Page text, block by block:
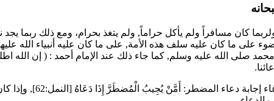
كان مسافراً ولم يأكل حراماً, ولم يتغذ بحرام، ومع ذلك ربما يجد
على ما كان عليه سلف هذه الأمة, على ما كان عليه أنبياء الله
صلى الله عليه وسلم, كما جاء ذلك عند الإمام أحمد : ( إن الله
إجابة دعاء المضطر: أَمَّنْ يُجِيبُ الْمُضطَرَّ إِذَا دَعَاهُ